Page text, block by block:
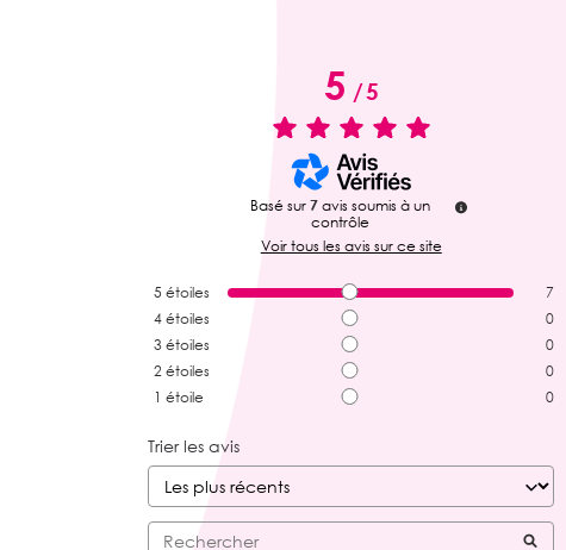
5/5
Basé sur7 avis soumis à un
contrôle
Voir tous les avis sur ce site
5 étoiles
7
4 étoiles
0
3 étoiles
0
2 étoiles
0
1 étoile 0
Trier les avis